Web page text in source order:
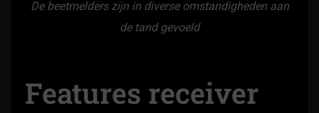
De beetmelders zijn in diverse omstandigheden aan
de tand gevoeld
Features receiver